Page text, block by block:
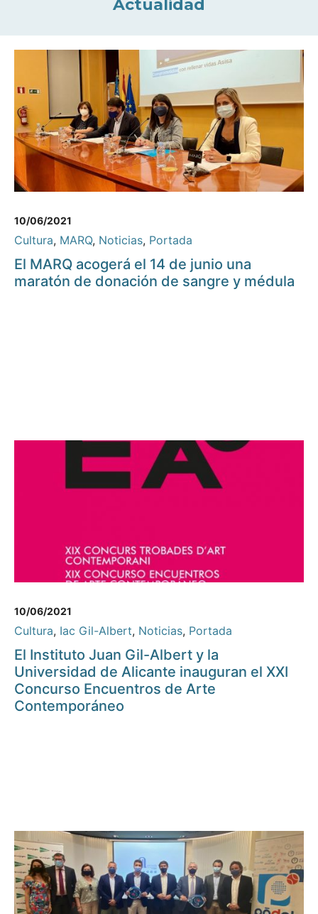
Actualidad
10/06/2021
Cultura, MARQ, Noticias, Portada
El MARQ acogerá el 14 de junio una
maratón de donación de sangre y médula
10/06/2021
Cultura, Iac Gil-Albert, Noticias, Portada
El Instituto Juan Gil-Albert y la
Universidad de Alicante inauguran el XXI
Concurso Encuentros de Arte
Contemporáneo